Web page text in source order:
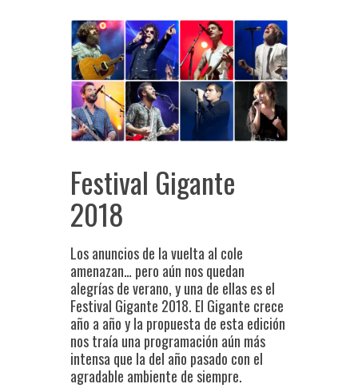
Festival Gigante
2018
Los anuncios de la vuelta al cole
amenazan… pero aún nos quedan
alegrías de verano, y una de ellas es el
Festival Gigante 2018. El Gigante crece
año a año y la propuesta de esta edición
nos traía una programación aún más
intensa que la del año pasado con el
agradable ambiente de siempre.